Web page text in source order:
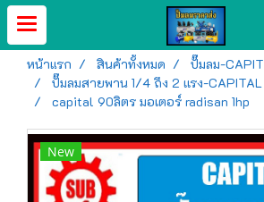
หน้าแรก สินค้าทั้งหมด
ปั๊มลม-
ปั๊มลมสายพาน 1/4 ถึง 2 เเรง-CAPITAL
capital 90ลิตร มอเตอร์ radisan 1hp
New